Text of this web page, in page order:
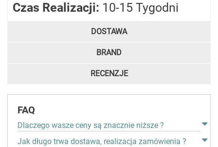
Czas Realizacji: 10-15 Tygodni
DOSTAWA
BRAND
RECENZJE
FAQ
Dlaczego wasze ceny są znacznie niższe ?
Jak długo trwa dostawa, realizacja zamówienia ?